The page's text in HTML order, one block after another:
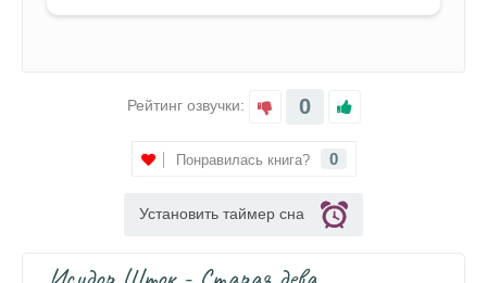
Рейтинг озвучки: 0
Понравилась книга? 0
Установить таймер сна